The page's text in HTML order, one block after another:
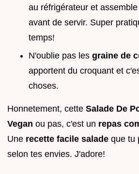
au réfrigérateur et
avant de servir. Super
temps!
N'oublie pas les graine de
apportent du croquant et
choses.
Honnetement, cette Salade De
Vegan ou pas, c'est un repas
Une recette facile salade que tu
selon tes envies. J'adore!